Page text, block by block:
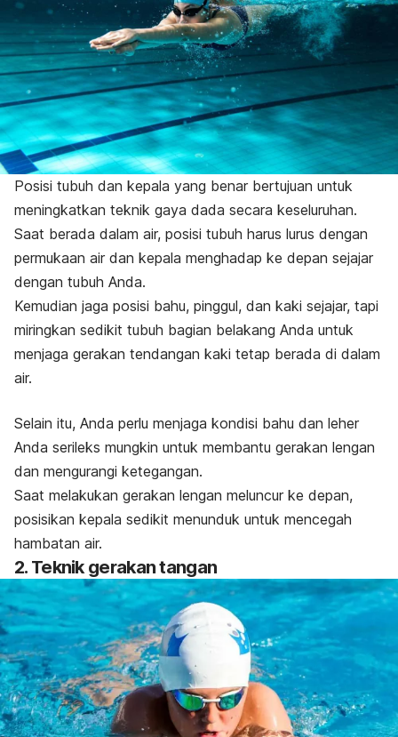
Posisi tubuh dan kepala yang benar bertujuan untuk
meningkatkan teknik gaya dada secara keseluruhan.
Saat berada dalam air, posisi tubuh harus lurus dengan
permukaan air dan kepala menghadap ke depan sejajar
dengan tubuh Anda.
Kemudian jaga posisi bahu, pinggul, dan kaki sejajar, tapi
miringkan sedikit tubuh bagian belakang Anda untuk
menjaga gerakan tendangan kaki tetap berada di dalam
air.
Selain itu, Anda perlu menjaga kondisi bahu dan leher
Anda serileks mungkin untuk membantu gerakan lengan
dan mengurangi ketegangan.
Saat melakukan gerakan lengan meluncur ke depan,
posisikan kepala sedikit menunduk untuk mencegah
hambatan air.
2. Teknik gerakan tangan